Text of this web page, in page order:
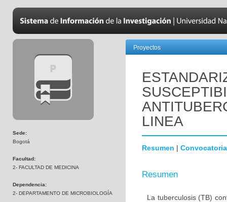
Sede:
Bogotá
Facultad:
2- FACULTAD DE MEDICINA
Dependencia:
2- DEPARTAMENTO DE MICROBIOLOGÍA
Proyectos
LINEA
Resumen | Convocatoria
Resumen
La tuberculosis (TB)